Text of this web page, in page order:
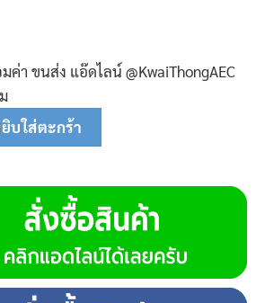
ค่า ขนส่ง แอ๊ดไลน์ @KwaiThongAEC
A 57-0200 ชิ้น
บใส่ตะกร้า